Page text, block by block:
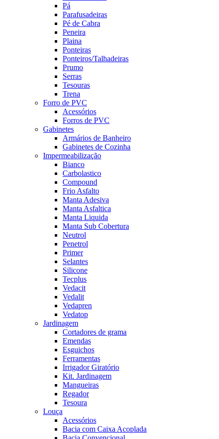
Pá
Parafusadeiras
Pé de Cabra
Peneira
Plaina
Ponteiras
Ponteiros/Talhadeiras
Prumo
Serras
Tesouras
Trena
Forro de PVC
Acessórios
Forros de PVC
Gabinetes
Armários de Banheiro
Gabinetes de Cozinha
Impermeabilização
Bianco
Carbolastico
Compound
Frio Asfalto
Manta Adesiva
Manta Asfaltica
Manta Liquida
Manta Sub Cobertura
Neutrol
Penetrol
Primer
Selantes
Silicone
Tecplus
Vedacit
Vedalit
Vedapren
Vedatop
Jardinagem
Cortadores de grama
Emendas
Esguichos
Ferramentas
Irrigador Giratório
Kit. Jardinagem
Mangueiras
Regador
Tesoura
Louça
Acessórios
Bacia com Caixa Acoplada